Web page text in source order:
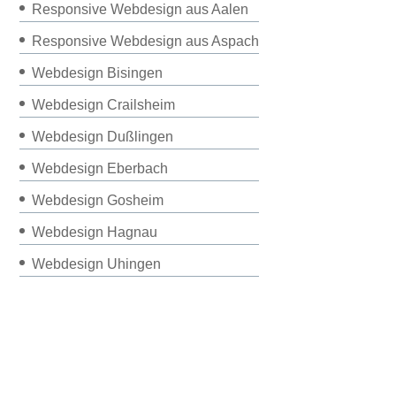
Responsive Webdesign aus Aalen
Responsive Webdesign aus Aspach
Webdesign Bisingen
Webdesign Crailsheim
Webdesign Dußlingen
Webdesign Eberbach
Webdesign Gosheim
Webdesign Hagnau
Webdesign Uhingen